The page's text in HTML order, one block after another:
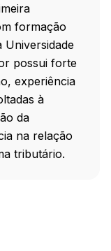
formação
Universidade
possui forte
experiência
à
da
na relação
tributário.